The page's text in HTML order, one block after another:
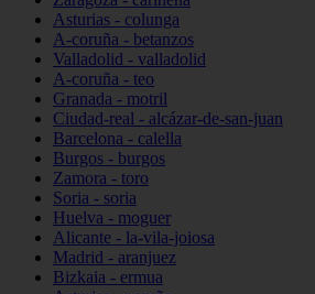
Asturias - colunga
A-coruña - betanzos
Valladolid - valladolid
A-coruña - teo
Granada - motril
Ciudad-real - alcázar-de-san-juan
Barcelona - calella
Burgos - burgos
Zamora - toro
Soria - soria
Huelva - moguer
Alicante - la-vila-joiosa
Madrid - aranjuez
Bizkaia - ermua